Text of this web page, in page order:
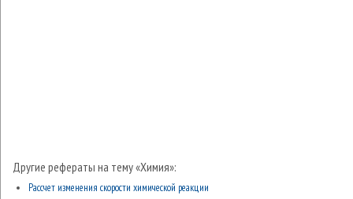
Другие рефераты на тему «Химия»:
Рассчет изменения скорости химической реакции